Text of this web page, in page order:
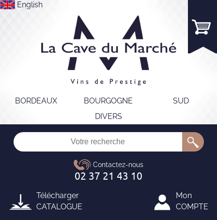
English
BORDEAUX BOURGOGNE
SUD
DIVERS
Télécharger
CATALOGUE
Mon
COMPTE